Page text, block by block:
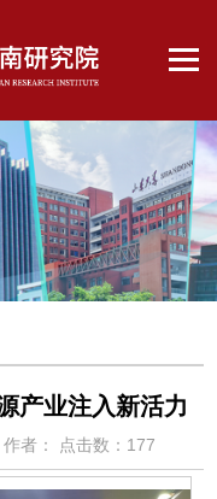
产业注入新活力
作者： 点击数： 177